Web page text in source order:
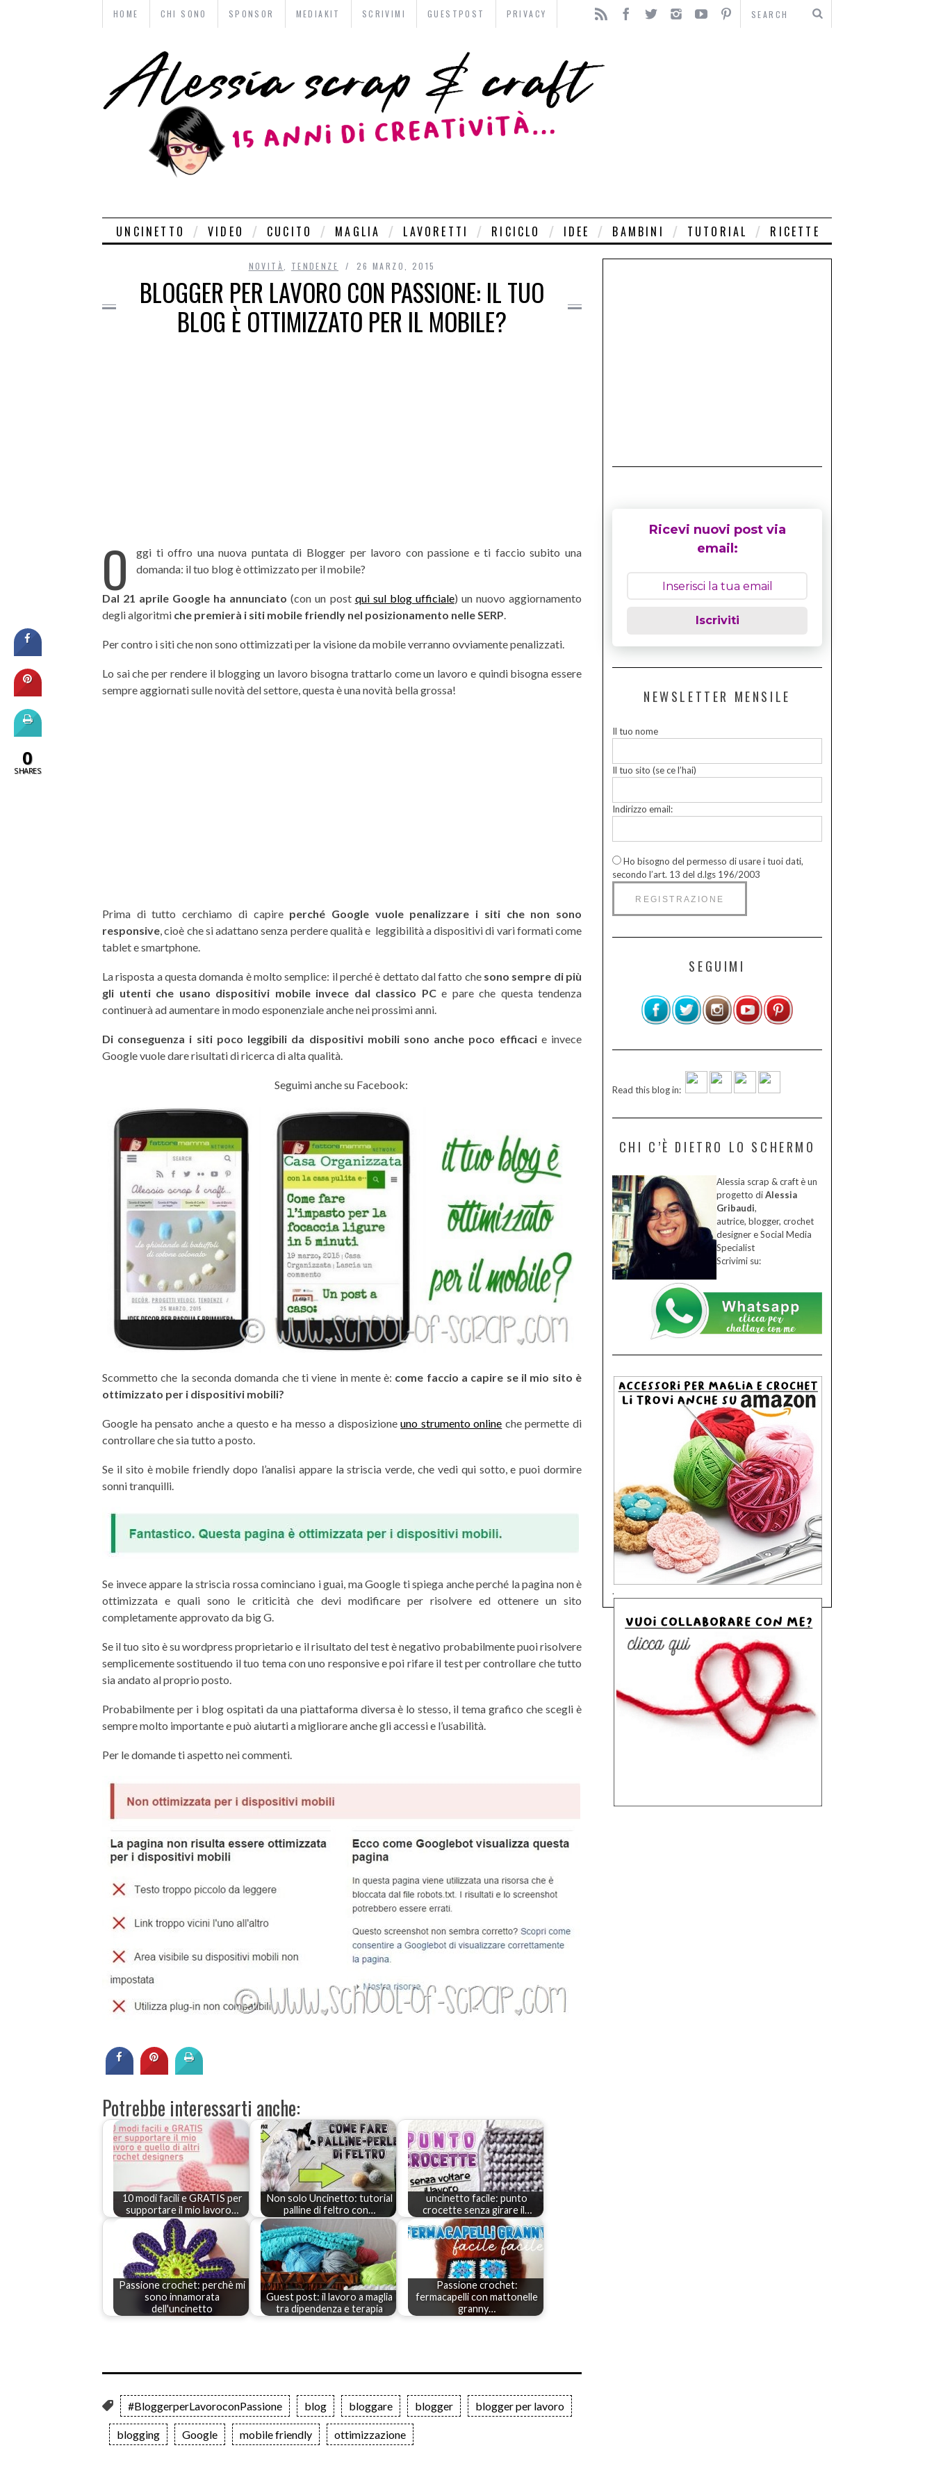
HOME CHI SONO SPONSOR MEDIAKIT SCRIVIMI GUESTPOST PRIVACY
UNCINETTO VIDEO CUCITO MAGLIA LAVORETTI RICICLO IDEE BAMBINI TUTORIAL RICETTE
NOVITÀ TENDENZE 26 MARZO, 2015
BLOGGER PER LAVORO CON PASSIONE: IL TUO
BLOG È OTTIMIZZATO PER IL MOBILE?
O
ggi ti offro una nuova puntata di Blogger per lavoro con passione e ti faccio subito una
domanda: il tuo blog è ottimizzato per il mobile?
Dal 21 aprile Google ha annunciato (con un post qui sul blog ufficiale) un nuovo aggiornamento
degli algoritmi che premierà i siti mobile friendly nel posizionamento nelle SERP.
Per contro i siti che non sono ottimizzati per la visione da mobile verranno ovviamente penalizzati.
Lo sai che per rendere il blogging un lavoro bisogna trattarlo come un lavoro e quindi bisogna essere
sempre aggiornati sulle novità del settore, questa è una novità bella grossa!
Prima di tutto cerchiamo di capire perché Google vuole penalizzare i siti che non sono
responsive, cioè che si adattano senza perdere qualità e leggibilità a dispositivi di vari formati come
tablet e smartphone.
La risposta a questa domanda è molto semplice: il perché è dettato dal fatto che sono sempre di più
gli utenti che usano dispositivi mobile invece dal classico PCe pare che questa tendenza
continuerà ad aumentare in modo esponenziale anche nei prossimi anni.
Di conseguenza i siti poco leggibili da dispositivi mobili sono anche poco efficacie invece
Google vuole dare risultati di ricerca di alta qualità.
Seguimi anche su Facebook:
Scommetto che la seconda domanda che ti viene in mente è: come faccio a capire se il mio sito è
ottimizzato per i dispositivi mobili?
Google ha pensato anche a questo e ha messo a disposizioneuno strumento online che permette di
controllare che sia tutto a posto.
Se il sito è mobile friendly dopo l’analisi appare la striscia verde, che vedi qui sotto, e puoi dormire
sonni tranquilli.
Se invece appare la striscia rossa cominciano i guai, ma Google ti spiega anche perché la pagina non è
ottimizzata e quali sono le criticità che devi modificare per risolvere ed ottenere un sito
completamente approvato da big G.
Se il tuo sito è su wordpress proprietario e il risultato del test è negativo probabilmente puoi risolvere
semplicemente sostituendo il tuo tema con uno responsive e poi rifare il test per controllare che tutto
sia andato al proprio posto.
Probabilmente per i blog ospitati da una piattaforma diversa è lo stesso, il tema grafico che scegli è
sempre molto importante e può aiutarti a migliorare anche gli accessi e l’usabilità.
Per le domande ti aspetto nei commenti.
Potrebbe interessarti anche:
10 modi facili e GRATIS per
supportare il mio lavoro…
Non solo Uncinetto: tutorial
palline di feltro con…
uncinetto facile: punto
crocette senza girare il…
Passione crochet: perchè mi
sono innamorata
dell'uncinetto
Guest post: il lavoro a maglia
tra dipendenza e terapia
Passione crochet:
fermacapelli con mattonelle
granny…
#BloggerperLavoroconPassione blog bloggare blogger blogger per lavoro
blogging Google mobile friendly ottimizzazione
Ricevi nuovi post via
email:
Iscriviti
NEWSLETTER MENSILE
Il tuo nome
Il tuo sito (se ce l’hai)
Indirizzo email:
Ho bisogno del permesso di usare i tuoi dati,
secondo l’art. 13 del d.lgs 196/2003
SEGUIMI
Read this blog in:
CHI C’È DIETRO LO SCHERMO
Alessia scrap & craft è un
progetto diAlessia
Gribaudi,
autrice, blogger, crochet
designer e Social Media
Specialist
Scrivimi su:
.
0
SHARES